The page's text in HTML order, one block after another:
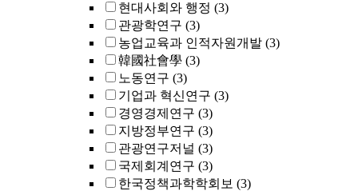
현대사회와 행정 (3)
관광학연구 (3)
농업교육과 인적자원개발 (3)
韓國社會學 (3)
노동연구 (3)
기업과 혁신연구 (3)
경영경제연구 (3)
지방정부연구 (3)
관광연구저널 (3)
국제회계연구 (3)
한국정책과학학회보 (3)